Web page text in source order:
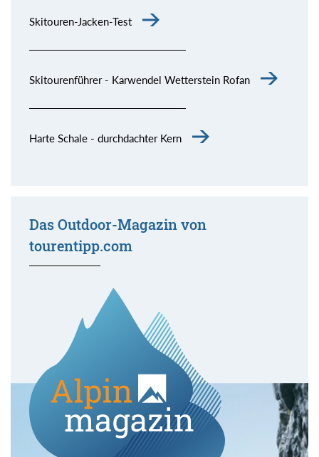
Skitouren-Jacken-Test
Skitourenführer - Karwendel Wetterstein Rofan
Harte Schale - durchdachter Kern
Das Outdoor-Magazin von
tourentipp.com